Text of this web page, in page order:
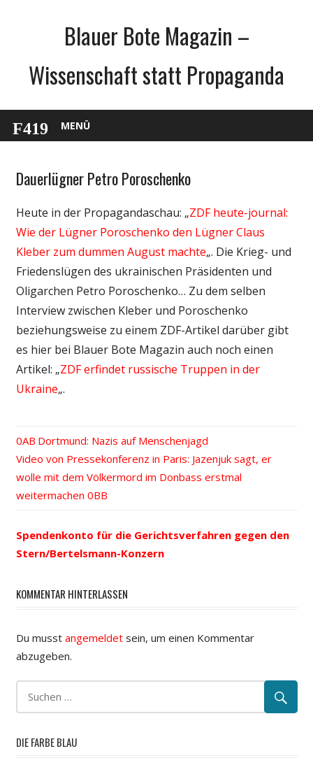
Blauer Bote Magazin –
Wissenschaft statt Propaganda
MENÜ
Gesellschaft
Politik
Webfundstück
Dauerlügner Petro Poroschenko
Heute in der Propagandaschau: „ZDF heute-journal:
Wie der Lügner Poroschenko den Lügner Claus
Kleber zum dummen August machte„. Die Krieg- und
Friedenslügen des ukrainischen Präsidenten und
Oligarchen Petro Poroschenko… Zu dem selben
Interview zwischen Kleber und Poroschenko
beziehungsweise zu einem ZDF-Artikel darüber gibt
es hier bei Blauer Bote Magazin auch noch einen
Artikel: „ZDF erfindet russische Truppen in der
Ukraine„.
Beitrags-
Navigation
Vorheriger
Beitrag:
Dortmund: Nazis auf Menschenjagd
Nächster
Beitrag:
Video von Pressekonferenz in Paris: Jazenjuk sagt, er
wolle mit dem Völkermord im Donbass erstmal
weitermachen
Spendenkonto für die Gerichtsverfahren gegen den
Stern/Bertelsmann-Konzern
KOMMENTAR HINTERLASSEN
Du musst angemeldetsein, um einen Kommentar
abzugeben.
DIE FARBE BLAU